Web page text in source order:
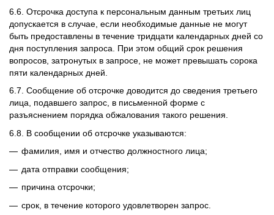
6.6. Отсрочка доступа к персональным данным третьих лиц
допускается в случае, если необходимые данные не могут
быть предоставлены в течение тридцати календарных дней со
дня поступления запроса. При этом общий срок решения
вопросов, затронутых в запросе, не может превышать сорока
пяти календарных дней.
6.7. Сообщение об отсрочке доводится до сведения третьего
лица, подавшего запрос, в письменной форме с
разъяснением порядка обжалования такого решения.
6.8. В сообщении об отсрочке указываются:
фамилия, имя и отчество должностного лица;
дата отправки сообщения;
причина отсрочки;
срок, в течение которого удовлетворен запрос.